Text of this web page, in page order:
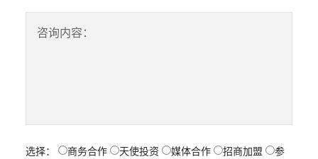
咨询内容：
选择： 商务合作 天使投资 媒体合作 招商加盟
参